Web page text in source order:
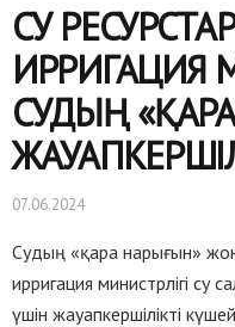
СУ
ИРРИГАЦИЯ
СУДЫҢ
07.06.2024
Судың «қара нарығын»
ирригация министрлігі
үшін жауапкершілікті